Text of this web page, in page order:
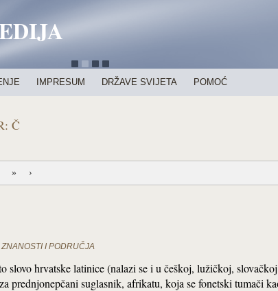
IMPRESUM DRŽAVE SVIJETA POMOĆ
Č
» ›
I PODRUČJA
slovo hrvatske latinice (nalazi se i u češkoj, lužičkoj,
prednjonepčani suglasnik, afrikatu, koja se fonetski tumači